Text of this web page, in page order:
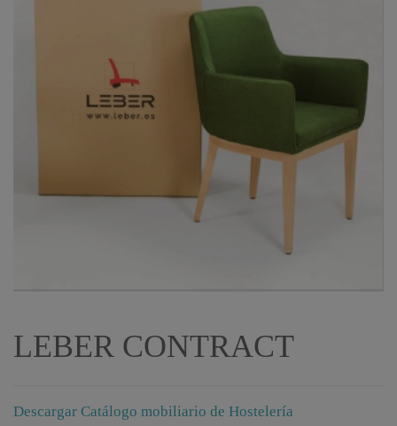
LEBER CONTRACT
Descargar Catálogo mobiliario de Hostelería